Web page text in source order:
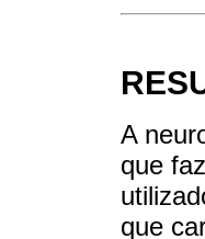
A
que
que